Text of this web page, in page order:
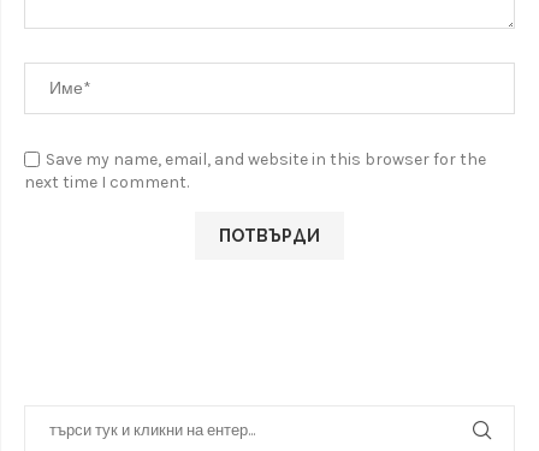
Save my name, email, and website in this browser for the
next time I comment.